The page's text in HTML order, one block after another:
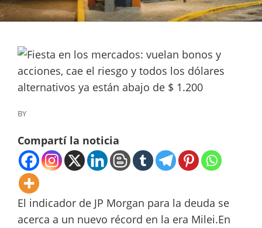
BY
Compartí la noticia
El indicador de JP Morgan para la deuda se
acerca a un nuevo récord en la era Milei.En